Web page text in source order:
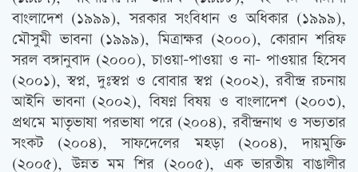
বাংলাদেশ (১৯৯৯), সরকার সংবিধান ও অধিকার (১৯৯৯),
মৌসুমী ভাবনা (১৯৯৯), মিত্রাক্ষর (২০০০), কোরান শরিফ
সরল বঙ্গানুবাদ (২০০০), চাওয়া-পাওয়া ও না- পাওয়ার হিসেব
(২০০১), স্বপ্ন, দুঃস্বপ্ন ও বোবার স্বপ্ন (২০০২), রবীন্দ্র রচনায়
আইনি ভাবনা (২০০২), বিষণ্ন বিষয় ও বাংলাদেশ (২০০৩),
প্রথমে মাতৃভাষা পরভাষা পরে (২০০৪), রবীন্দ্রনাথ ও সভ্যতার
সংকট (২০০৪), সাফদেলের মহড়া (২০০৪), দায়মুক্তি
(২০০৫), উন্নত মম শির (২০০৫), এক ভারতীয় বাঙালীর